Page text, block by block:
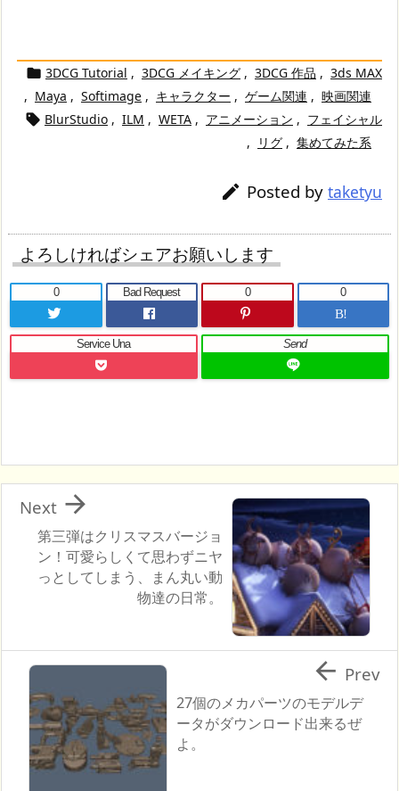
 3DCG Tutorial , 3DCG メイキング , 3DCG 作品 , 3ds MAX
, Maya , Softimage , キャラクター , ゲーム関連 , 映画関連
 BlurStudio , ILM , WETA , アニメーション , フェイシャル
,
リグ , 集めてみた系
 Posted by taketyu
よろしければシェアお願いします
0 Bad Request
0
B!
0
Service Una Send
第三弾はクリスマスバージョ
ン！可愛らしくて思わずニヤ
っとしてしまう、まん丸い動
物達の日常。

Next
27個のメカパーツのモデルデ
ータがダウンロード出来るぜ
よ。
 Prev